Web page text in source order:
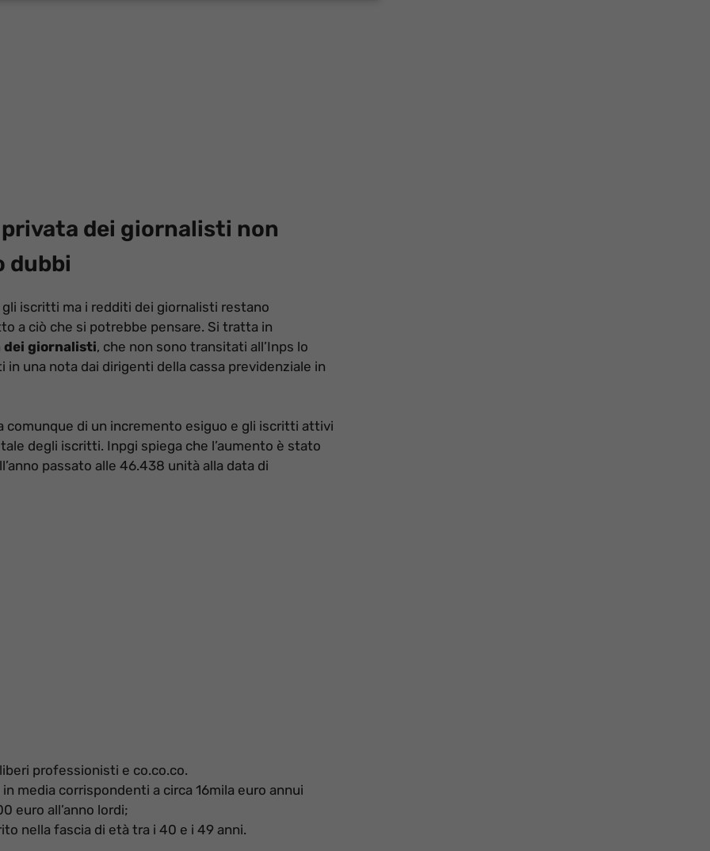
dei giornalisti non
dubbi
iscritti ma i redditi dei giornalisti restano
a ciò che si potrebbe pensare. Si tratta in
dei giornalisti, che non sono transitati all’Inps lo
una nota dai dirigenti della cassa previdenziale in
di un incremento esiguo e gli iscritti attivi
degli iscritti. Inpgi spiega che l’aumento è stato
passato alle 46.438 unità alla data di
professionisti e co.co.co.
media corrispondenti a circa 16mila euro annui
euro all’anno lordi;
nella fascia di età tra i 40 e i 49 anni.